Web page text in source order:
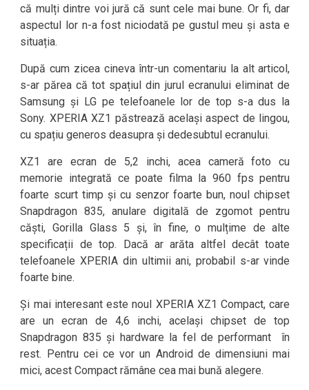
că mulți dintre voi jură că sunt cele mai bune. Or fi, dar
aspectul lor n-a fost niciodată pe gustul meu și asta e
situația.
După cum zicea cineva într-un comentariu la alt articol,
s-ar părea că tot spațiul din jurul ecranului eliminat de
Samsung și LG pe telefoanele lor de top s-a dus la
Sony. XPERIA XZ1 păstrează același aspect de lingou,
cu spațiu generos deasupra și dedesubtul ecranului.
XZ1 are ecran de 5,2 inchi, acea cameră foto cu
memorie integrată ce poate filma la 960 fps pentru
foarte scurt timp și cu senzor foarte bun, noul chipset
Snapdragon 835, anulare digitală de zgomot pentru
căști, Gorilla Glass 5 și, în fine, o mulțime de alte
specificații de top. Dacă ar arăta altfel decât toate
telefoanele XPERIA din ultimii ani, probabil s-ar vinde
foarte bine.
Și mai interesant este noul XPERIA XZ1 Compact, care
are un ecran de 4,6 inchi, același chipset de top
Snapdragon 835 și hardware la fel de performant în
rest. Pentru cei ce vor un Android de dimensiuni mai
mici, acest Compact rămâne cea mai bună alegere.